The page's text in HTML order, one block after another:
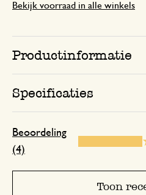
Bekijk voorraad in alle winkels
Productinformatie
Specificaties
Beoordeling
(4)
Toon
Enkel